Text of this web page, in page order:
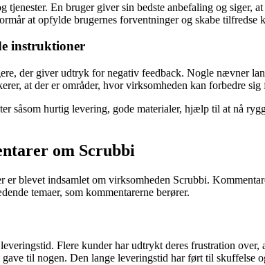
En bruger giver sin bedste anbefaling og
at opfylde brugernes forventninger og skabe tilfredse
instruktioner
der giver udtryk for negativ feedback. Nogle nævner
at der er områder, hvor virksomheden kan forbedre
såsom hurtig levering, gode materialer, hjælp til at nå
om Scrubbi
blevet indsamlet om virksomheden Scrubbi.
temaer, som kommentarerne berører.
Flere kunder har udtrykt deres frustration
til nogen. Den lange leveringstid har ført til skuffelse